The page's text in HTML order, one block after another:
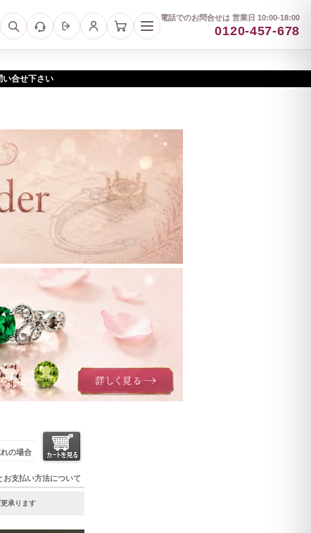
い合せ下さい
電話でのお問合せは 営業日 10:00-18:00
0120-457-678
の場合
お支払い方法について
承ります